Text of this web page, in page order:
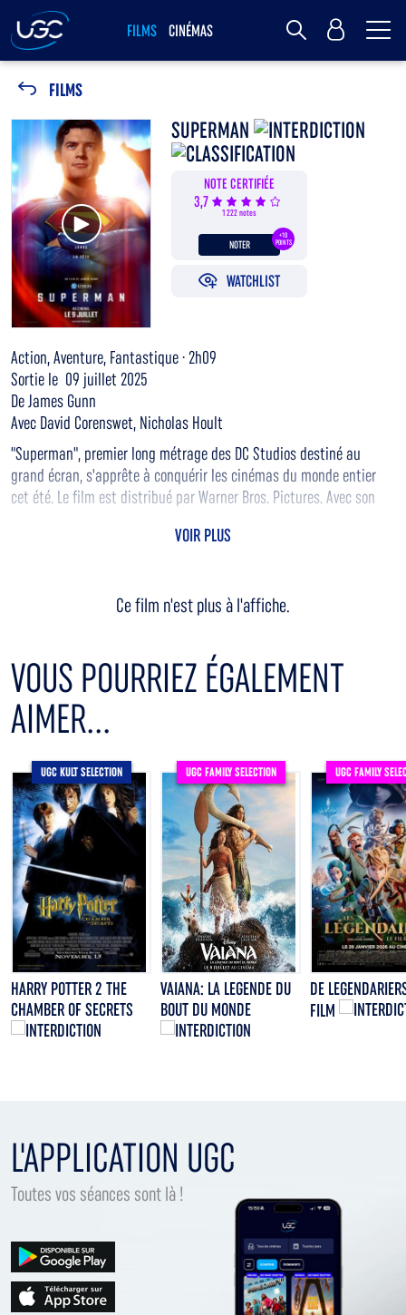
FILMS CINÉMAS MY UGC
FILMS
Voir la bande annonce
SUPERMAN
NOTE CERTIFIÉE
3,7
1 222 notes
+10
POINTS
NOTER
WATCHLIST
Action, Aventure, Fantastique · 2h09
Sortie le 09 juillet 2025
De James Gunn
Avec David Corenswet, Nicholas Hoult
"Superman", premier long métrage des DC Studios destiné au
grand écran, s'apprête à conquérir les cinémas du monde entier
cet été. Le film est distribué par Warner Bros. Pictures. Avec son
dans un nouvel univers DC, en mariant avec brio action épique,
VOIR PLUS
Ce film n'est plus à l'affiche.
VOUS POURRIEZ ÉGALEMENT
AIMER...
UGC KULT SELECTION
HARRY POTTER 2 THE
CHAMBER OF SECRETS
UGC FAMILY SELECTION
VAIANA: LA LEGENDE DU
BOUT DU MONDE
UGC FAMILY
DE
FILM
L'APPLICATION UGC
Toutes vos séances sont là !